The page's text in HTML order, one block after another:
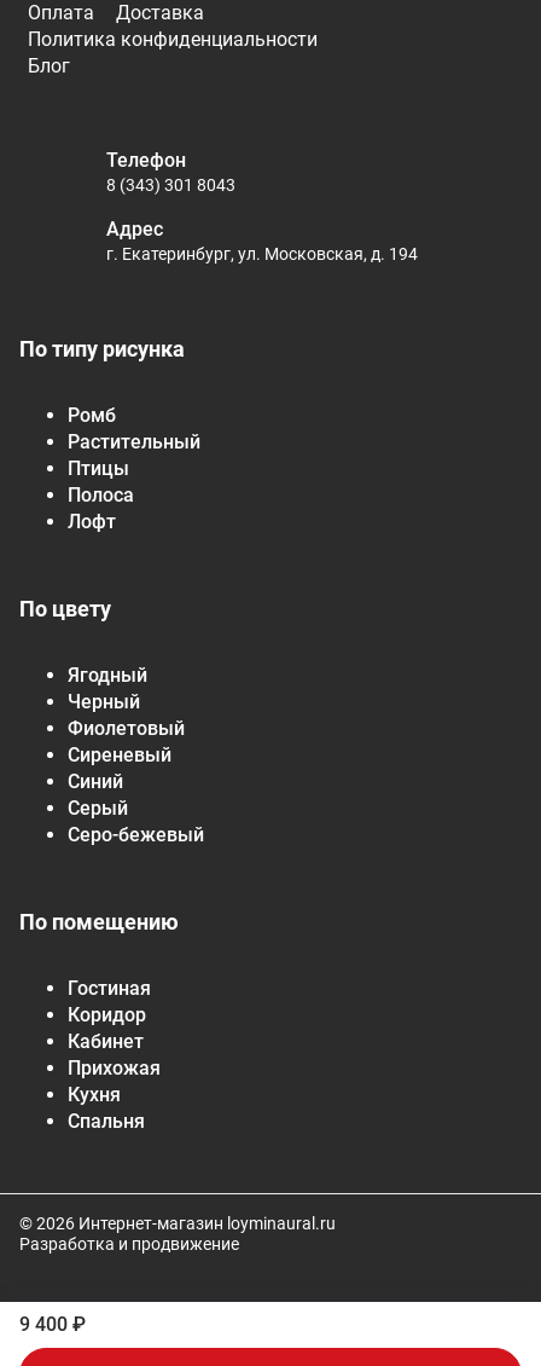
9 400 ₽
Оплата
Доставка
Политика конфиденциальности
Блог
По типу рисунка
Ромб
Растительный
Птицы
Полоса
Лофт
По цвету
Ягодный
Черный
Фиолетовый
Сиреневый
Синий
Серый
Серо-бежевый
По помещению
Гостиная
Коридор
Кабинет
Прихожая
Кухня
Спальня
Телефон
8 (343) 301 8043
Адрес
г. Екатеринбург, ул. Московская, д. 194
© 2026 Интернет-магазин loyminaural.ru
Разработка и продвижение